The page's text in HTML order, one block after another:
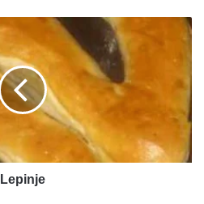
Lepinje